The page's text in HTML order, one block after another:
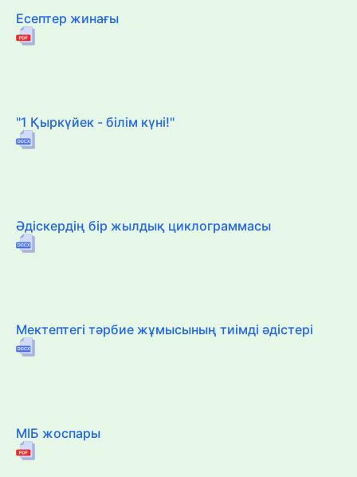
Есептер жинағы
"1 Қыркүйек - білім күні!"
Әдіскердің бір жылдық циклограммасы
Мектептегі тәрбие жұмысының тиімді әдістері
МІБ жоспары